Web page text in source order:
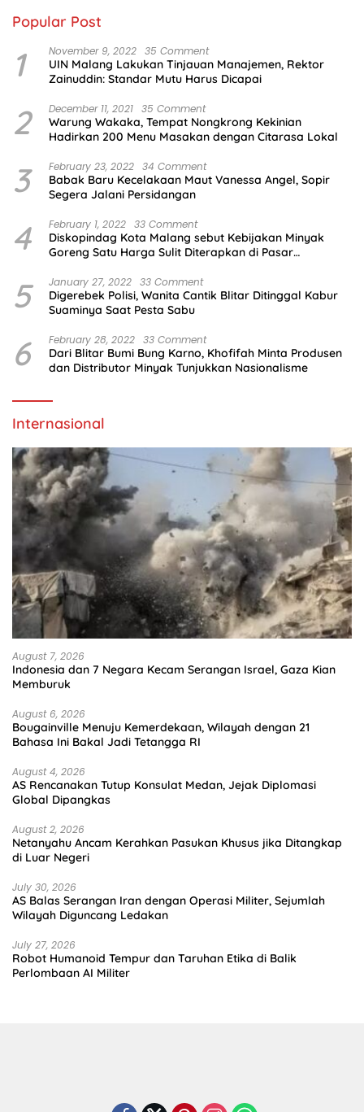
Popular Post
1 November 9, 2022 35 Comment
UIN Malang Lakukan Tinjauan Manajemen, Rektor
Zainuddin: Standar Mutu Harus Dicapai
2 December 11, 2021 35 Comment
Warung Wakaka, Tempat Nongkrong Kekinian
Hadirkan 200 Menu Masakan dengan Citarasa Lokal
3 February 23, 2022 34 Comment
Babak Baru Kecelakaan Maut Vanessa Angel, Sopir
Segera Jalani Persidangan
4 February 1, 2022 33 Comment
Diskopindag Kota Malang sebut Kebijakan Minyak
Goreng Satu Harga Sulit Diterapkan di Pasar
5 January 27, 2022 33 Comment
Digerebek Polisi, Wanita Cantik Blitar Ditinggal Kabur
Suaminya Saat Pesta Sabu
6 February 28, 2022 33 Comment
Dari Blitar Bumi Bung Karno, Khofifah Minta Produsen
dan Distributor Minyak Tunjukkan Nasionalisme
Internasional
August 7, 2026
Indonesia dan 7 Negara Kecam Serangan Israel, Gaza Kian
Memburuk
August 6, 2026
Bougainville Menuju Kemerdekaan, Wilayah dengan 21
Bahasa Ini Bakal Jadi Tetangga RI
August 4, 2026
AS Rencanakan Tutup Konsulat Medan, Jejak Diplomasi
Global Dipangkas
August 2, 2026
Netanyahu Ancam Kerahkan Pasukan Khusus jika Ditangkap
di Luar Negeri
July 30, 2026
AS Balas Serangan Iran dengan Operasi Militer, Sejumlah
Wilayah Diguncang Ledakan
July 27, 2026
Robot Humanoid Tempur dan Taruhan Etika di Balik
Perlombaan AI Militer